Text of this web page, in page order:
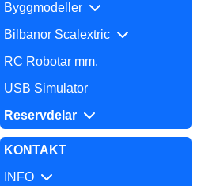
Byggmodeller
Bilbanor Scalextric
RC Robotar mm.
USB Simulator
Reservdelar
KONTAKT
INFO